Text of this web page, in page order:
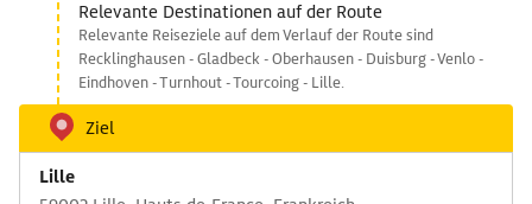
Relevante Destinationen auf der Route
Relevante Reiseziele auf dem Verlauf der Route sind
Recklinghausen - Gladbeck - Oberhausen - Duisburg - Venlo -
Eindhoven - Turnhout - Tourcoing - Lille.
Ziel
Lille